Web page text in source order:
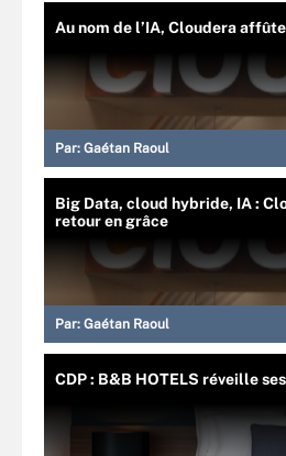
Au nom de l’IA, Cloudera
Par: Gaétan Raoul
Big Data, cloud hybride, IA :
retour en grâce
Par: Gaétan Raoul
CDP : B&B HOTELS réveille